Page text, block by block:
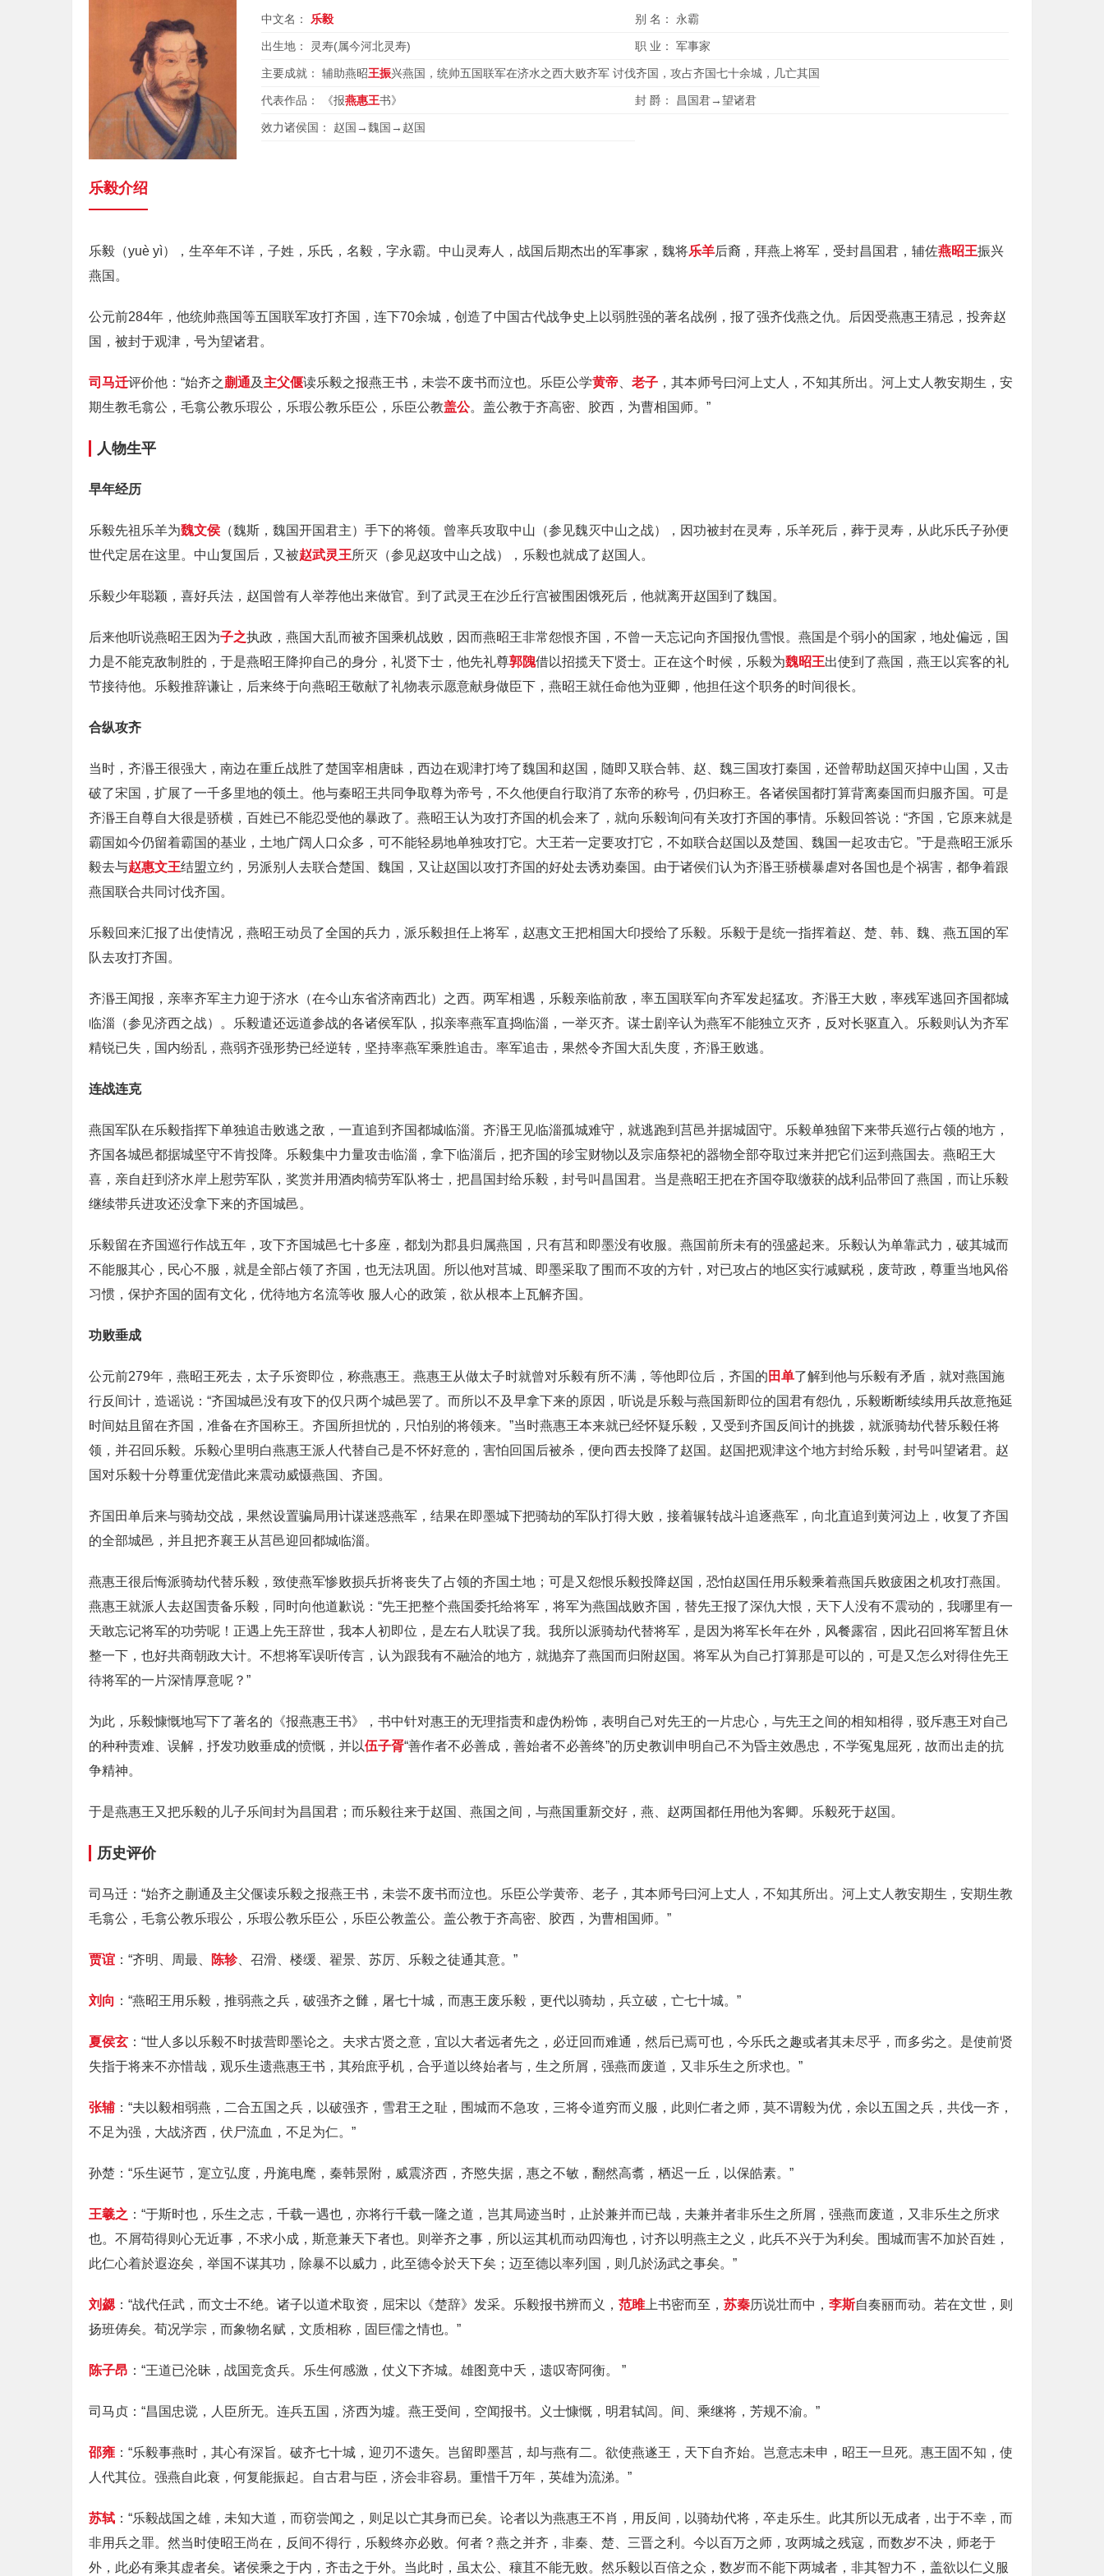
中文名： 乐毅 别 名： 永霸
出生地： 灵寿(属今河北灵寿) 职 业： 军事家
主要成就： 辅助燕昭王振兴燕国，统帅五国联军在济水之西大败齐军 讨伐齐国，攻占齐国七十余城，几亡其国
代表作品： 《报燕惠王书》 封 爵： 昌国君→望诸君
效力诸侯国： 赵国→魏国→赵国
乐毅介绍
乐毅（yuè yì），生卒年不详，子姓，乐氏，名毅，字永霸。中山灵寿人，战国后期杰出的军事家，魏将乐羊后裔，拜燕上将军，受封昌国君，辅佐燕昭王振兴
燕国。
公元前284年，他统帅燕国等五国联军攻打齐国，连下70余城，创造了中国古代战争史上以弱胜强的著名战例，报了强齐伐燕之仇。后因受燕惠王猜忌，投奔赵
国，被封于观津，号为望诸君。
司马迁评价他：“始齐之蒯通及 主父偃读乐毅之报燕王书，未尝不废书而泣也。乐臣公学黄帝 老子 ，其本师号曰河上丈人，不知其所出。河上丈人教安期生，安
期生教毛翕公，毛翕公教乐瑕公，乐瑕公教乐臣公，乐臣公教盖公。盖公教于齐高密、胶西，为曹相国师。”
人物生平
早年经历
乐毅先祖乐羊为魏文侯 （魏斯，魏国开国君主）手下的将领。曾率兵攻取中山（参见魏灭中山之战），因功被封在灵寿，乐羊死后，葬于灵寿，从此乐氏子孙便
世代定居在这里。中山复国后，又被赵武灵王所灭（参见赵攻中山之战），乐毅也就成了赵国人。
乐毅少年聪颖，喜好兵法，赵国曾有人举荐他出来做官。到了武灵王在沙丘行宫被围困饿死后，他就离开赵国到了魏国。
后来他听说燕昭王因为子之执政，燕国大乱而被齐国乘机战败，因而燕昭王非常怨恨齐国，不曾一天忘记向齐国报仇雪恨。燕国是个弱小的国家，地处偏远，国
力是不能克敌制胜的，于是燕昭王降抑自己的身分，礼贤下士，他先礼尊郭隗借以招揽天下贤士。正在这个时候，乐毅为魏昭王出使到了燕国，燕王以宾客的礼
节接待他。乐毅推辞谦让，后来终于向燕昭王敬献了礼物表示愿意献身做臣下，燕昭王就任命他为亚卿，他担任这个职务的时间很长。
合纵攻齐
当时，齐湣王很强大，南边在重丘战胜了楚国宰相唐眛，西边在观津打垮了魏国和赵国，随即又联合韩、赵、魏三国攻打秦国，还曾帮助赵国灭掉中山国，又击
破了宋国，扩展了一千多里地的领土。他与秦昭王共同争取尊为帝号，不久他便自行取消了东帝的称号，仍归称王。各诸侯国都打算背离秦国而归服齐国。可是
齐湣王自尊自大很是骄横，百姓已不能忍受他的暴政了。燕昭王认为攻打齐国的机会来了，就向乐毅询问有关攻打齐国的事情。乐毅回答说：“齐国，它原来就是
霸国如今仍留着霸国的基业，土地广阔人口众多，可不能轻易地单独攻打它。大王若一定要攻打它，不如联合赵国以及楚国、魏国一起攻击它。”于是燕昭王派乐
毅去与赵惠文王结盟立约，另派别人去联合楚国、魏国，又让赵国以攻打齐国的好处去诱劝秦国。由于诸侯们认为齐湣王骄横暴虐对各国也是个祸害，都争着跟
燕国联合共同讨伐齐国。
乐毅回来汇报了出使情况，燕昭王动员了全国的兵力，派乐毅担任上将军，赵惠文王把相国大印授给了乐毅。乐毅于是统一指挥着赵、楚、韩、魏、燕五国的军
队去攻打齐国。
齐湣王闻报，亲率齐军主力迎于济水（在今山东省济南西北）之西。两军相遇，乐毅亲临前敌，率五国联军向齐军发起猛攻。齐湣王大败，率残军逃回齐国都城
临淄（参见济西之战）。乐毅遣还远道参战的各诸侯军队，拟亲率燕军直捣临淄，一举灭齐。谋士剧辛认为燕军不能独立灭齐，反对长驱直入。乐毅则认为齐军
精锐已失，国内纷乱，燕弱齐强形势已经逆转，坚持率燕军乘胜追击。率军追击，果然令齐国大乱失度，齐湣王败逃。
连战连克
燕国军队在乐毅指挥下单独追击败逃之敌，一直追到齐国都城临淄。齐湣王见临淄孤城难守，就逃跑到莒邑并据城固守。乐毅单独留下来带兵巡行占领的地方，
齐国各城邑都据城坚守不肯投降。乐毅集中力量攻击临淄，拿下临淄后，把齐国的珍宝财物以及宗庙祭祀的器物全部夺取过来并把它们运到燕国去。燕昭王大
喜，亲自赶到济水岸上慰劳军队，奖赏并用酒肉犒劳军队将士，把昌国封给乐毅，封号叫昌国君。当是燕昭王把在齐国夺取缴获的战利品带回了燕国，而让乐毅
继续带兵进攻还没拿下来的齐国城邑。
乐毅留在齐国巡行作战五年，攻下齐国城邑七十多座，都划为郡县归属燕国，只有莒和即墨没有收服。燕国前所未有的强盛起来。乐毅认为单靠武力，破其城而
不能服其心，民心不服，就是全部占领了齐国，也无法巩固。所以他对莒城、即墨采取了围而不攻的方针，对已攻占的地区实行减赋税，废苛政，尊重当地风俗
习惯，保护齐国的固有文化，优待地方名流等收 服人心的政策，欲从根本上瓦解齐国。
功败垂成
公元前279年，燕昭王死去，太子乐资即位，称燕惠王。燕惠王从做太子时就曾对乐毅有所不满，等他即位后，齐国的 田单了解到他与乐毅有矛盾，就对燕国施
行反间计，造谣说：“齐国城邑没有攻下的仅只两个城邑罢了。而所以不及早拿下来的原因，听说是乐毅与燕国新即位的国君有怨仇，乐毅断断续续用兵故意拖延
时间姑且留在齐国，准备在齐国称王。齐国所担忧的，只怕别的将领来。”当时燕惠王本来就已经怀疑乐毅，又受到齐国反间计的挑拨，就派骑劫代替乐毅任将
领，并召回乐毅。乐毅心里明白燕惠王派人代替自己是不怀好意的，害怕回国后被杀，便向西去投降了赵国。赵国把观津这个地方封给乐毅，封号叫望诸君。赵
国对乐毅十分尊重优宠借此来震动威慑燕国、齐国。
齐国田单后来与骑劫交战，果然设置骗局用计谋迷惑燕军，结果在即墨城下把骑劫的军队打得大败，接着辗转战斗追逐燕军，向北直追到黄河边上，收复了齐国
的全部城邑，并且把齐襄王从莒邑迎回都城临淄。
燕惠王很后悔派骑劫代替乐毅，致使燕军惨败损兵折将丧失了占领的齐国土地；可是又怨恨乐毅投降赵国，恐怕赵国任用乐毅乘着燕国兵败疲困之机攻打燕国。
燕惠王就派人去赵国责备乐毅，同时向他道歉说：“先王把整个燕国委托给将军，将军为燕国战败齐国，替先王报了深仇大恨，天下人没有不震动的，我哪里有一
天敢忘记将军的功劳呢！正遇上先王辞世，我本人初即位，是左右人耽误了我。我所以派骑劫代替将军，是因为将军长年在外，风餐露宿，因此召回将军暂且休
整一下，也好共商朝政大计。不想将军误听传言，认为跟我有不融洽的地方，就抛弃了燕国而归附赵国。将军从为自己打算那是可以的，可是又怎么对得住先王
待将军的一片深情厚意呢？”
为此，乐毅慷慨地写下了著名的《报燕惠王书》，书中针对惠王的无理指责和虚伪粉饰，表明自己对先王的一片忠心，与先王之间的相知相得，驳斥惠王对自己
的种种责难、误解，抒发功败垂成的愤慨，并以伍子胥“善作者不必善成，善始者不必善终”的历史教训申明自己不为昏主效愚忠，不学冤鬼屈死，故而出走的抗
争精神。
于是燕惠王又把乐毅的儿子乐间封为昌国君；而乐毅往来于赵国、燕国之间，与燕国重新交好，燕、赵两国都任用他为客卿。乐毅死于赵国。
历史评价
司马迁：“始齐之蒯通及主父偃读乐毅之报燕王书，未尝不废书而泣也。乐臣公学黄帝、老子，其本师号曰河上丈人，不知其所出。河上丈人教安期生，安期生教
毛翕公，毛翕公教乐瑕公，乐瑕公教乐臣公，乐臣公教盖公。盖公教于齐高密、胶西，为曹相国师。”
贾谊 ：“齐明、周最、 陈轸、召滑、楼缓、翟景、苏厉、乐毅之徒通其意。”
刘向 ：“燕昭王用乐毅，推弱燕之兵，破强齐之雠，屠七十城，而惠王废乐毅，更代以骑劫，兵立破，亡七十城。”
夏侯玄 ：“世人多以乐毅不时拔营即墨论之。夫求古贤之意，宜以大者远者先之，必迂回而难通，然后已焉可也，今乐氏之趣或者其未尽乎，而多劣之。是使前贤
失指于将来不亦惜哉，观乐生遗燕惠王书，其殆庶乎机，合乎道以终始者与，生之所屑，强燕而废道，又非乐生之所求也。”
张辅：“夫以毅相弱燕，二合五国之兵，以破强齐，雪君王之耻，围城而不急攻，三将令道穷而义服，此则仁者之师，莫不谓毅为优，余以五国之兵，共伐一齐，
不足为强，大战济西，伏尸流血，不足为仁。”
孙楚：“乐生诞节，寔立弘度，丹旄电麾，秦韩景附，威震济西，齐愍失据，惠之不敏，翻然高翥，栖迟一丘，以保皓素。”
王羲之 ：“于斯时也，乐生之志，千载一遇也，亦将行千载一隆之道，岂其局迹当时，止於兼并而已哉，夫兼并者非乐生之所屑，强燕而废道，又非乐生之所求
也。不屑苟得则心无近事，不求小成，斯意兼天下者也。则举齐之事，所以运其机而动四海也，讨齐以明燕主之义，此兵不兴于为利矣。围城而害不加於百姓，
此仁心着於遐迩矣，举国不谋其功，除暴不以威力，此至德令於天下矣；迈至德以率列国，则几於汤武之事矣。”
刘勰：“战代任武，而文士不绝。诸子以道术取资，屈宋以《楚辞》发采。乐毅报书辨而义， 范雎上书密而至， 苏秦历说壮而中， 李斯自奏丽而动。若在文世，则
扬班俦矣。荀况学宗，而象物名赋，文质相称，固巨儒之情也。”
陈子昂 ：“王道已沦昧，战国竞贪兵。乐生何感激，仗义下齐城。雄图竟中夭，遗叹寄阿衡。 ”
司马贞：“昌国忠谠，人臣所无。连兵五国，济西为墟。燕王受间，空闻报书。义士慷慨，明君轼闾。间、乘继将，芳规不渝。”
邵雍 ：“乐毅事燕时，其心有深旨。破齐七十城，迎刃不遗矢。岂留即墨莒，却与燕有二。欲使燕遂王，天下自齐始。岂意志未申，昭王一旦死。惠王固不知，使
人代其位。强燕自此衰，何复能振起。自古君与臣，济会非容易。重惜千万年，英雄为流涕。”
苏轼 ：“乐毅战国之雄，未知大道，而窃尝闻之，则足以亡其身而已矣。论者以为燕惠王不肖，用反间，以骑劫代将，卒走乐生。此其所以无成者，出于不幸，而
非用兵之罪。然当时使昭王尚在，反间不得行，乐毅终亦必败。何者？燕之并齐，非秦、楚、三晋之利。今以百万之师，攻两城之残寇，而数岁不决，师老于
外，此必有乘其虚者矣。诸侯乘之于内，齐击之于外。当此时，虽太公、穰苴不能无败。然乐毅以百倍之众，数岁而不能下两城者，非其智力不，盖欲以仁义服